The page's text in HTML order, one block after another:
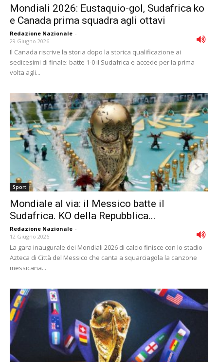
Mondiali 2026: Eustaquio-gol, Sudafrica ko
e Canada prima squadra agli ottavi
Redazione Nazionale -
29 Giugno 2026
Il Canada riscrive la storia dopo la storica qualificazione ai
sedicesimi di finale: batte 1-0 il Sudafrica e accede per la prima
volta agli...
Sport
Mondiale al via: il Messico batte il
Sudafrica. KO della Repubblica...
Redazione Nazionale -
12 Giugno 2026
La gara inaugurale dei Mondiali 2026 di calcio finisce con lo stadio
Azteca di Città del Messico che canta a squarciagola la canzone
messicana...